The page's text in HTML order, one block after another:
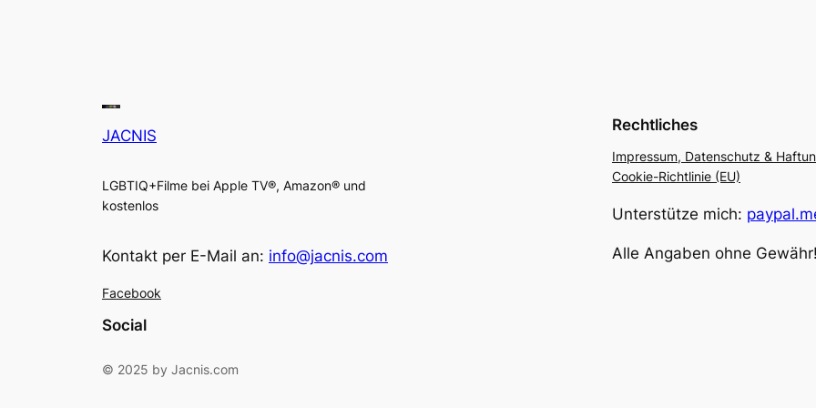
JACNIS
LGBTIQ+Filme bei Apple TV®, Amazon® und
kostenlos
Kontakt per E-Mail an: info@jacnis.com
Facebook
Social
© 2025 by Jacnis.com
Rechtliches
Impressum, Datenschutz &
Cookie-Richtlinie (EU)
Unterstütze mich:
Alle Angaben ohne Gewähr!